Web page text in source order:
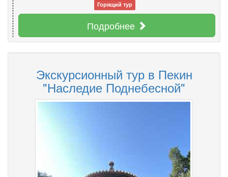
Горящий тур
Подробнее
Экскурсионный тур в Пекин
"Наследие Поднебесной"